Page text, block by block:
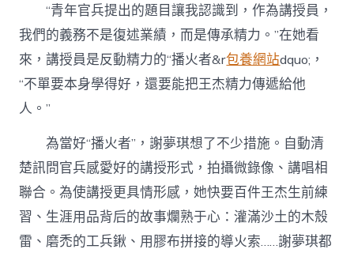
“青年官兵提出的題目讓我認識到，作為講授員，
我們的義務不是復述業績，而是傳承精力。”在她看
來，講授員是反動精力的“播火者&r包養網站dquo;，
“不單要本身學得好，還要能把王杰精力傳遞給他
人。”
為當好“播火者”，謝夢琪想了不少措施。自動清
楚訊問官兵感愛好的講授形式，拍攝微錄像、講唱相
聯合。為使講授更具情形感，她快要百件王杰生前練
習、生涯用品背后的故事爛熟于心：灌滿沙土的木殼
雷、磨禿的工兵鍬、用膠布拼接的導火索……謝夢琪都